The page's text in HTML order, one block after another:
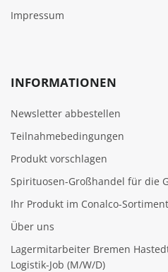
Impressum
INFORMATIONEN
Newsletter abbestellen
Teilnahmebedingungen
Produkt vorschlagen
Spirituosen-Großhandel für die
Ihr Produkt im Conalco-Sortiment
Über uns
Lagermitarbeiter Bremen
Logistik-Job (M/W/D)